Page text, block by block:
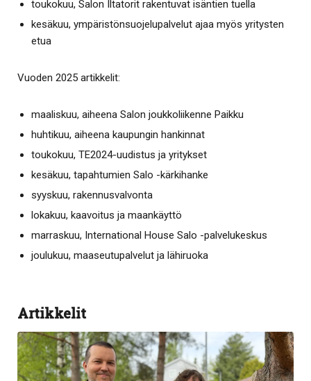
toukokuu, Salon Iltatorit rakentuvat isäntien tuella
kesäkuu, ympäristönsuojelupalvelut ajaa myös yritysten
etua
Vuoden 2025 artikkelit:
maaliskuu, aiheena Salon joukkoliikenne Paikku
huhtikuu, aiheena kaupungin hankinnat
toukokuu, TE2024-uudistus ja yritykset
kesäkuu, tapahtumien Salo -kärkihanke
syyskuu, rakennusvalvonta
lokakuu, kaavoitus ja maankäyttö
marraskuu, International House Salo -palvelukeskus
joulukuu, maaseutupalvelut ja lähiruoka
Artikkelit